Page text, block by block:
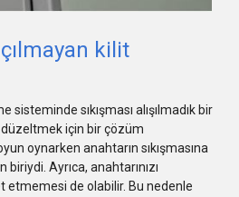
kilit
sisteminde sıkışması alışılmadık bir
için bir çözüm
oynarken anahtarın sıkışmasına
Ayrıca, anahtarınızı
etmemesi de olabilir. Bu nedenle